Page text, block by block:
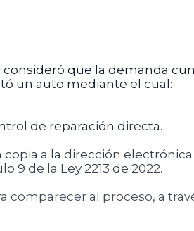
consideró que la demanda
un auto mediante el cual:
de reparación directa.
a la dirección
9 de la Ley 2213 de 2022.
al proceso, a